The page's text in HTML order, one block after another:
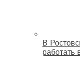
В
работать